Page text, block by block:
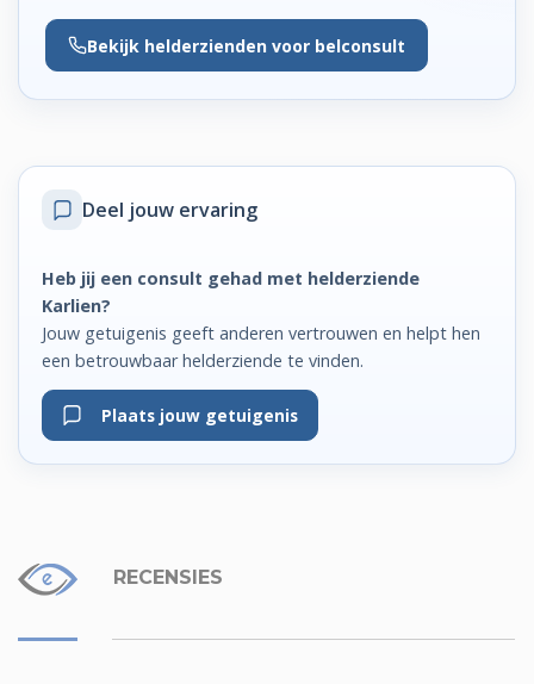
Bekijk helderzienden voor belconsult
Deel jouw ervaring
Heb jij een consult gehad met helderziende
Karlien?
Jouw getuigenis geeft anderen vertrouwen en helpt hen
een betrouwbaar helderziende te vinden.
Plaats jouw getuigenis
RECENSIES